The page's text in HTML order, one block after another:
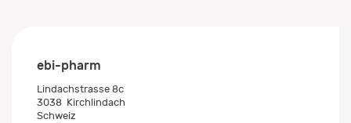
ebi-pharm
Lindachstrasse 8c
3038 Kirchlindach
Schweiz